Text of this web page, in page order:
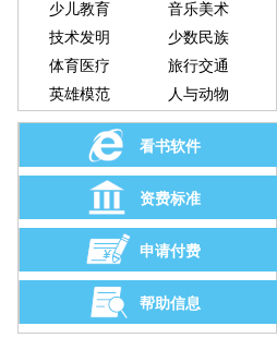
少儿教育
音乐美术
技术发明
少数民族
体育医疗
旅行交通
英雄模范
人与动物
看书软件
资费标准
申请付费
帮助信息